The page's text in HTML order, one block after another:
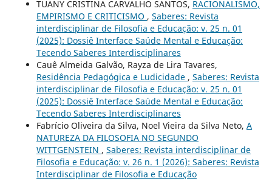
TUANY CRISTINA CARVALHO SANTOS, RACIONALISMO,
EMPIRISMO E CRITICISMO , Saberes: Revista
interdisciplinar de Filosofia e Educação: v. 25 n. 01
(2025): Dossiê Interface Saúde Mental e Educação:
Tecendo Saberes Interdisciplinares
Cauê Almeida Galvão, Rayza de Lira Tavares,
Residência Pedagógica e Ludicidade , Saberes: Revista
interdisciplinar de Filosofia e Educação: v. 25 n. 01
(2025): Dossiê Interface Saúde Mental e Educação:
Tecendo Saberes Interdisciplinares
Fabrício Oliveira da Silva, Noel Vieira da Silva Neto, A
NATUREZA DA FILOSOFIA NO SEGUNDO
WITTGENSTEIN , Saberes: Revista interdisciplinar de
Filosofia e Educação: v. 26 n. 1 (2026): Saberes: Revista
Interdisciplinar de Filosofia e Educação